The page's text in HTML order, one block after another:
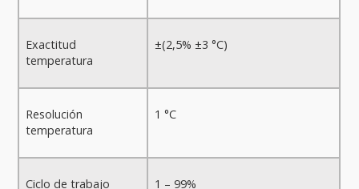
Exactitud
temperatura
±(2,5% ±3 °C)
Resolución
temperatura
1 °C
Ciclo de trabajo 1 – 99%